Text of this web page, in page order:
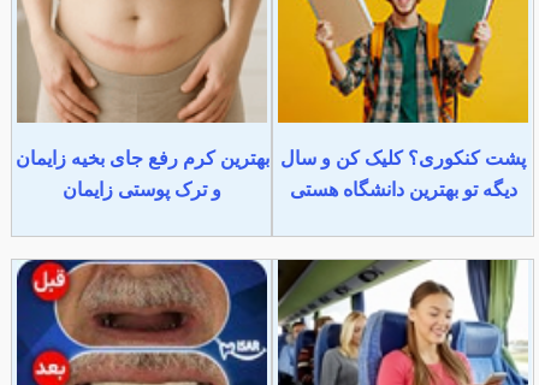
پشت کنکوری؟ کلیک کن و سال
دیگه تو بهترین دانشگاه هستی
بهترین کرم رفع جای بخیه زایمان
و ترک پوستی زایمان